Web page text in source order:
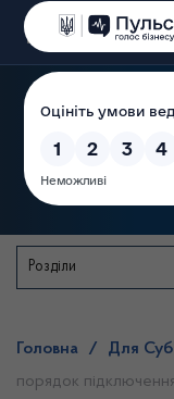
Розділи
Головна / Для
порядок